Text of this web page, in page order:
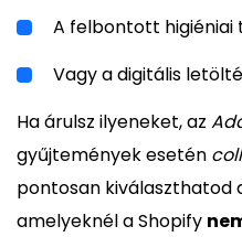
A felbontott higiéniai
Vagy a digitális
Ha árulsz ilyeneket, az
gyűjtemények esetén
pontosan kiválaszthatod
amelyeknél a Shopify